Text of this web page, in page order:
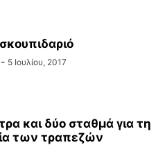
- 5 Ιουλίου, 2017
και δύο σταθμά για τη
των τραπεζών